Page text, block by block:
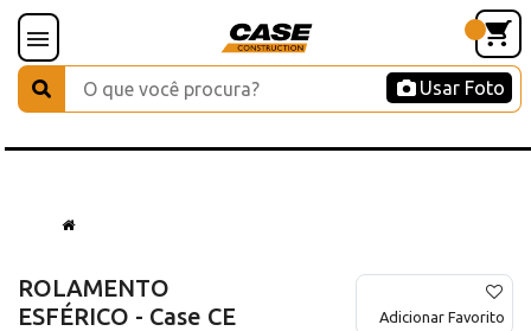
Usar Foto
ROLAMENTO
ESFÉRICO - Case CE
Adicionar Favorito